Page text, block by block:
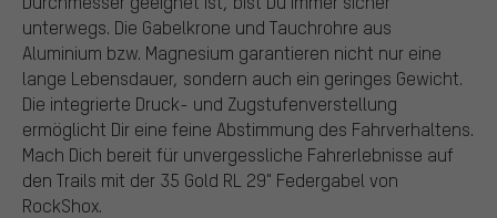
unterwegs. Die Gabelkrone und Tauchrohre aus
Aluminium bzw. Magnesium garantieren nicht nur eine
lange Lebensdauer, sondern auch ein geringes Gewicht.
Die integrierte Druck- und Zugstufenverstellung
ermöglicht Dir eine feine Abstimmung des Fahrverhaltens.
Mach Dich bereit für unvergessliche Fahrerlebnisse auf
den Trails mit der 35 Gold RL 29" Federgabel von
RockShox.